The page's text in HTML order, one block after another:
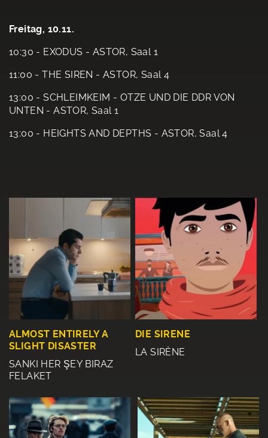
Freitag, 10.11.
10:30 - EXODUS - ASTOR, Saal 1
11:00 - THE SIREN - ASTOR, Saal 4
13:00 - SCHLEIMKEIM - OTZE UND DIE DDR VON
UNTEN - ASTOR, Saal 1
13:00 - HEIGHTS AND DEPTHS - ASTOR, Saal 4
ALMOST ENTIRELY A
SLIGHT DISASTER
SANKI HER ŞEY BIRAZ
FELAKET
DIE SIRENE
LA SIRÈNE